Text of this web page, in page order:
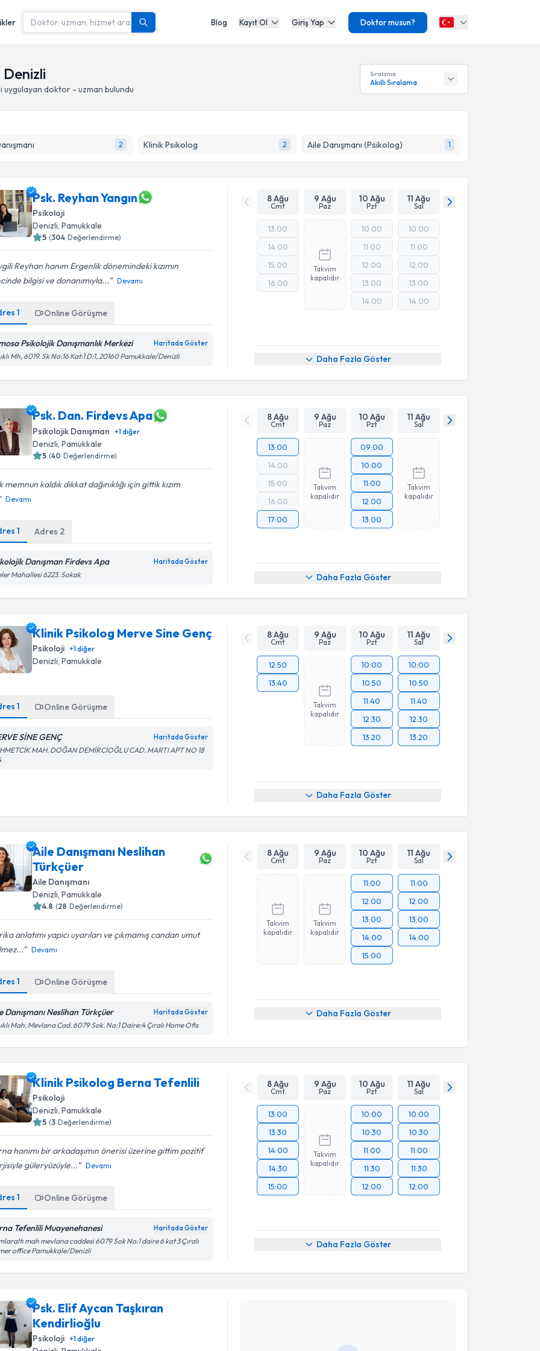
Blog Kayıt Ol Giriş Yap Doktor musun?
uygulayan doktor - uzman bulundu
Sıralama
Akıllı Sıralama
2 Klinik Psikolog 2 Aile Danışmanı (Psikolog) 1
Psk. Reyhan Yangın
Psikoloji
Denizli, Pamukkale
5 (304 Değerlendirme)
Reyhan hanım Ergenlik dönemindeki kızımın
bilgisi ve donanımıyla...
Devamı
1 Online Görüşme
Psikolojik Danışmanlık Merkezi Haritada Göster
Mh, 6019. Sk No:16 Kat:1 D:1, 20160 Pamukkale/Denizli
8 Ağu
Cmt
9 Ağu
Paz
10 Ağu
Pzt
11 Ağu
Sal
13:00
14:00
15:00
16:00
Takvim
kapalıdır
10:00
11:00
12:00
13:00
14:00
10:00
11:00
12:00
13:00
14:00
Daha Fazla Göster
Psk. Dan. Firdevs Apa
Psikolojik Danışman +1diğer
Denizli , Pamukkale
5 (40 Değerlendirme)
memnun kaldık dikkat dağınıklığı için gittik kızım
Devamı
1 Adres 2
Danışman Firdevs Apa Haritada Göster
Mahallesi 6223. Sokak
8 Ağu
Cmt
9 Ağu
Paz
10 Ağu
Pzt
11 Ağu
Sal
13:00
14:00
15:00
16:00
17:00
Takvim
kapalıdır
09:00
10:00
11:00
12:00
13:00
Takvim
kapalıdır
Daha Fazla Göster
Klinik Psikolog Merve Sine Genç
Psikoloji +1diğer
Denizli, Pamukkale
1 Online Görüşme
SİNE GENÇ Haritada Göster
MAH. DOĞAN DEMİRCİOĞLU CAD. MARTI APT NO 18
8 Ağu
Cmt
9 Ağu
Paz
10 Ağu
Pzt
11 Ağu
Sal
12:50
13:40
Takvim
kapalıdır
10:00
10:50
11:40
12:30
13:20
10:00
10:50
11:40
12:30
13:20
Daha Fazla Göster
Aile Danışmanı Neslihan
Türkçüer
Aile Danışmanı
Denizli , Pamukkale
4.8 (28 Değerlendirme)
anlatımı yapıcı uyarıları ve çıkmamış candan umut
Devamı
1 Online Görüşme
Danışmanı Neslihan Türkçüer Haritada Göster
Mah. Mevlana Cad. 6079 Sok. No:1 Daire:4 Çıralı Home Ofis
8 Ağu
Cmt
9 Ağu
Paz
10 Ağu
Pzt
11 Ağu
Sal
Takvim
kapalıdır
Takvim
kapalıdır
11:00
12:00
13:00
14:00
15:00
11:00
12:00
13:00
14:00
Daha Fazla Göster
Klinik Psikolog Berna Tefenlili
Psikoloji
Denizli , Pamukkale
5 (3 Değerlendirme)
hanımı bir arkadaşımın önerisi üzerine gittim pozitif
güleryüzüyle...
Devamı
1 Online Görüşme
Tefenlili Muayenehanesi Haritada Göster
mah mevlana caddesi 6079 Sok No:1 daire 6 kat 3 Çıralı
office Pamukkale/Denizli
8 Ağu
Cmt
9 Ağu
Paz
10 Ağu
Pzt
11 Ağu
Sal
13:00
13:30
14:00
14:30
15:00
Takvim
kapalıdır
10:00
10:30
11:00
11:30
12:00
10:00
10:30
11:00
11:30
12:00
Daha Fazla Göster
Psk. Elif Aycan Taşkıran
Kendirlioğlu
Psikoloji +1diğer
Randevu Takvimi Talebi